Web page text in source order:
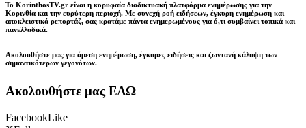
Το KorinthosTV.gr είναι η κορυφαία διαδικτυακή πλατφόρμα ενημέρωσης για την
Κορινθία και την ευρύτερη περιοχή. Με συνεχή ροή ειδήσεων, έγκυρη ενημέρωση και
αποκλειστικά ρεπορτάζ, σας κρατάμε πάντα ενημερωμένους για ό,τι συμβαίνει τοπικά και
πανελλαδικά.
Ακολουθήστε μας για άμεση ενημέρωση, έγκυρες ειδήσεις και ζωντανή κάλυψη των
σημαντικότερων γεγονότων.
Ακολουθήστε μας ΕΔΩ
FacebookLike